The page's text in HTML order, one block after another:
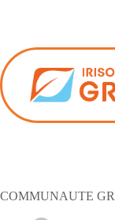
COMMUNAUTE